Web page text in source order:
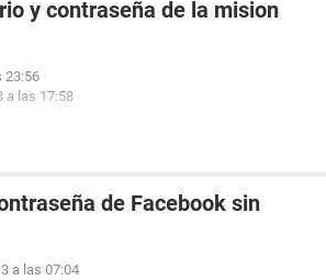
y contraseña de la mision
23:56
a las 17:58
de Facebook sin
a las 07:04